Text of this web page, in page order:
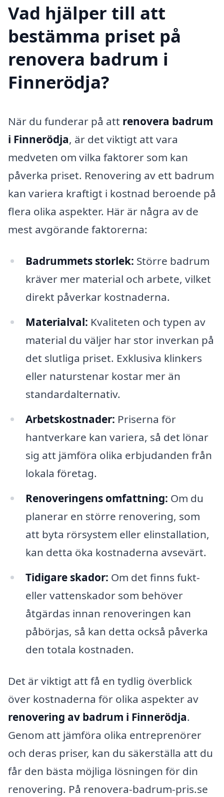
Vad hjälper till att
bestämma priset på
renovera badrum i
Finnerödja?
När du funderar på att renovera badrum
i Finnerödja, är det viktigt att vara
medveten om vilka faktorer som kan
påverka priset. Renovering av ett badrum
kan variera kraftigt i kostnad beroende på
flera olika aspekter. Här är några av de
mest avgörande faktorerna:
Badrummets storlek: Större badrum
kräver mer material och arbete, vilket
direkt påverkar kostnaderna.
Materialval: Kvaliteten och typen av
material du väljer har stor inverkan på
det slutliga priset. Exklusiva klinkers
eller naturstenar kostar mer än
standardalternativ.
Arbetskostnader: Priserna för
hantverkare kan variera, så det lönar
sig att jämföra olika erbjudanden från
lokala företag.
Renoveringens omfattning: Om du
planerar en större renovering, som
att byta rörsystem eller elinstallation,
kan detta öka kostnaderna avsevärt.
Tidigare skador: Om det finns fukt-
eller vattenskador som behöver
åtgärdas innan renoveringen kan
påbörjas, så kan detta också påverka
den totala kostnaden.
Det är viktigt att få en tydlig överblick
över kostnaderna för olika aspekter av
renovering av badrum i Finnerödja.
Genom att jämföra olika entreprenörer
och deras priser, kan du säkerställa att du
får den bästa möjliga lösningen för din
renovering. På renovera-badrum-pris.se